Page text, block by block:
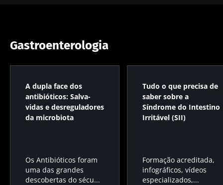
Gastroenterologia
A dupla face dos
antibióticos: Salva-
vidas e desreguladores
da microbiota
Os Antibióticos foram
uma das grandes
descobertas do sécu...
Tudo o que precisa de
saber sobre a
Síndrome do Intestino
Irritável (SII)
Formação acreditada,
infográficos, vídeos
especializados,...